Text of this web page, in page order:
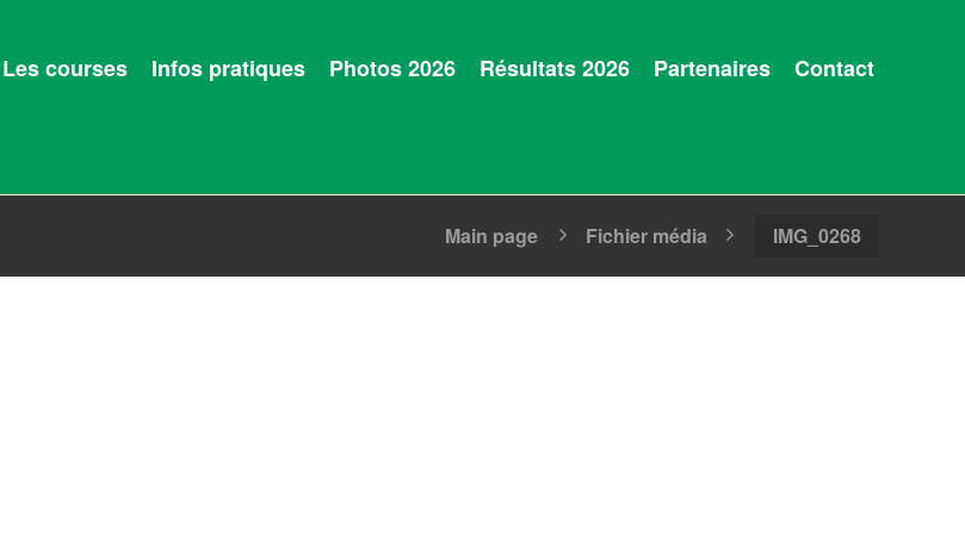
Les courses Infos pratiques Photos 2026 Résultats 2026 Partenaires Contact
Main page Fichier média IMG_0268